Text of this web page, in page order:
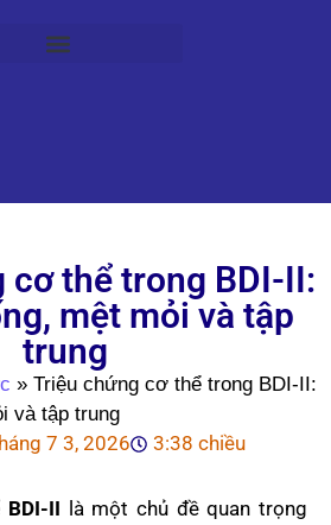
cơ thể trong BDI-II:
mệt mỏi và tập
trung
» Triệu chứng cơ thể trong BDI-II:
và tập trung
7 3, 2026 3:38 chiều
II là một chủ đề quan trọng